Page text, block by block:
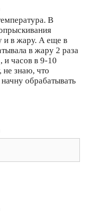
В
и в жару. А еще в
в жару 2 раза
и часов в 9-10
не знаю, что
обрабатывать